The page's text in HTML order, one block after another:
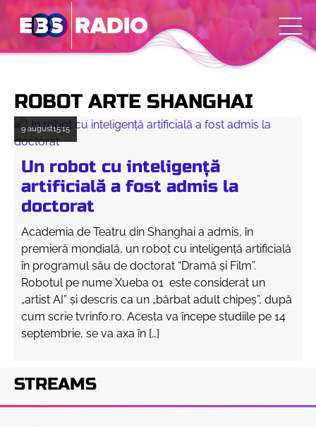
ROBOT ARTE SHANGHAI
9 august15:15
Un robot cu inteligenţă
artificială a fost admis la
doctorat
Academia de Teatru din Shanghai a admis, în
premieră mondială, un robot cu inteligență artificială
în programul său de doctorat “Dramă şi Film”.
Robotul pe nume Xueba 01 este considerat un
„artist AI” și descris ca un „bărbat adult chipeș”, după
cum scrie tvrinfo.ro. Acesta va începe studiile pe 14
septembrie, se va axa în […]
STREAMS